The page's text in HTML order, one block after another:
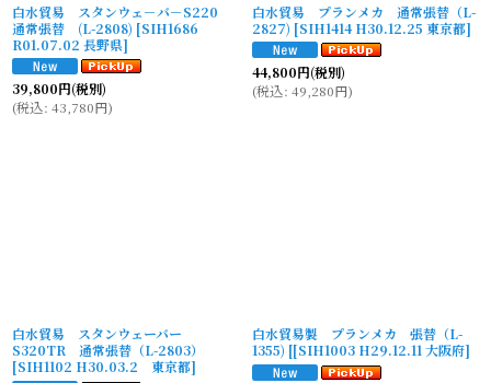
白水貿易 スタンウェ－バ－S220
通常張替 (L-2808) [SIH1686
R01.07.02 長野県]
39,800円(税別)
(税込: 43,780円)
白水貿易 プランメカ 通常張替（L-
2827) [SIH1414 H30.12.25 東京都]
44,800円(税別)
(税込: 49,280円)
白水貿易 スタンウェーバー
S320TR 通常張替（L-2803）
[SIH1102 H30.03.2 東京都]
白水貿易製 プランメカ 張替（L-
1355) [[SIH1003 H29.12.11 大阪府]